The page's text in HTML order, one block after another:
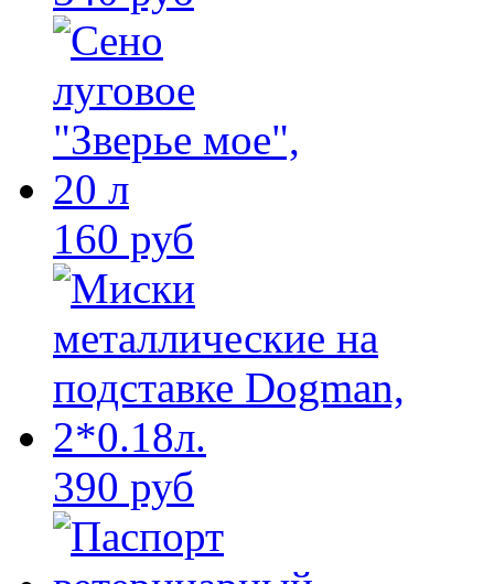
160 руб
390 руб